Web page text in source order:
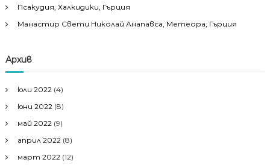
Псакудия, Халкидики, Гърция
Манастир Свети Николай Анапавса, Метеора, Гърция
Архив
юли 2022 (4)
юни 2022 (8)
май 2022 (9)
април 2022 (8)
март 2022 (12)